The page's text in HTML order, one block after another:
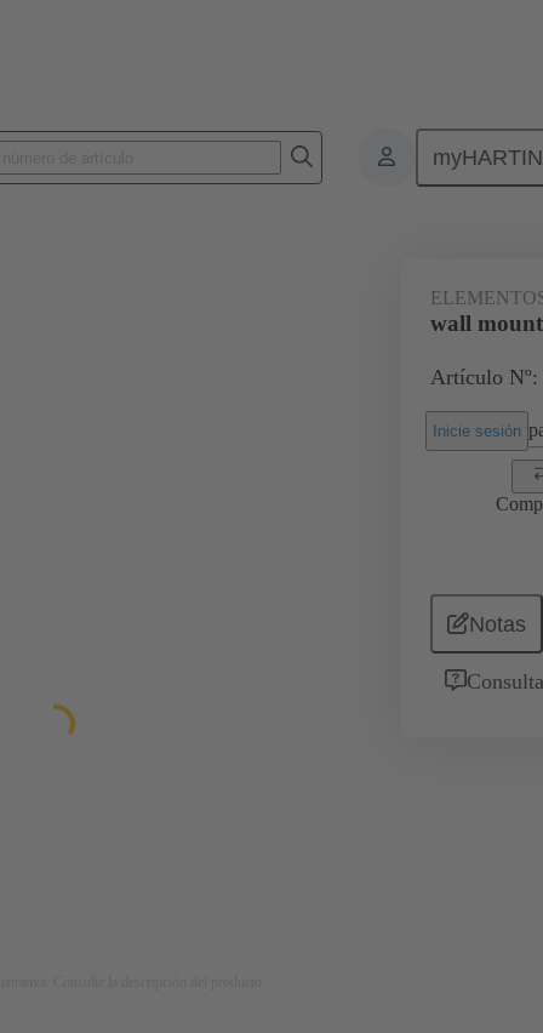
wall mount
Artículo Nº:
Inicie sesión
Notas